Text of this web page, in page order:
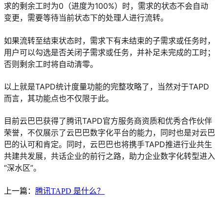
求的剩余工时为0（进度为100%）时，需求的状态不会自动
变更，需要等待当前状态下的处理人进行流转。
如果流转至结束状态时，需求下有未结束的子需求或任务时，
用户可以勾选是否关闭子需求或任务，并补足未完成的工时；
否则剩余工时将自动清零。
以上就是TAPD统计度量功能的完整攻略了，当然对于TAPD
而言，其功能点也不仅限于此。
目前云巴巴获得了腾讯TAPD官方服务商资质和优秀合作伙伴
荣誉，不仅展示了云巴巴数字化平台的能力，同时也是对云巴
巴的认可和肯定。同时，云巴巴也将携手TAPD推进行业共生
共建共发展，共话企业的前行之路，助力企业数字化转型进入
“深水区”。
上一篇： 腾讯TAPD 是什么？